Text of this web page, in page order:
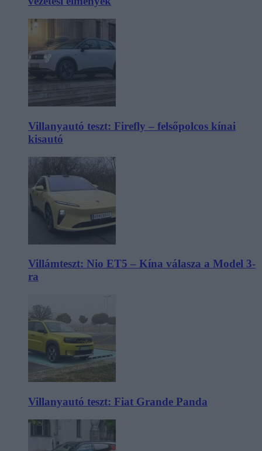
Villanyautó teszt: Firefly – felsőpolcos kínai
kisautó
Villámteszt: Nio ET5 – Kína válasza a Model 3-
ra
Villanyautó teszt: Fiat Grande Panda